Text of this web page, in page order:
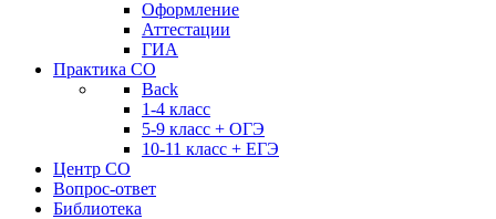
Оформление
Аттестации
ГИА
Практика СО
Back
1-4 класс
5-9 класс + ОГЭ
10-11 класс + ЕГЭ
Центр СО
Вопрос-ответ
Библиотека